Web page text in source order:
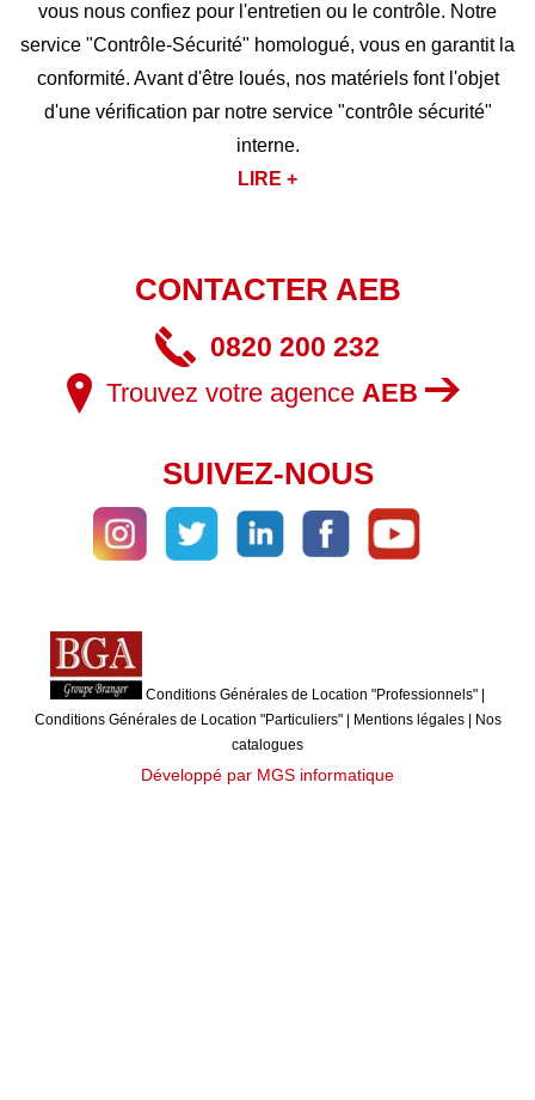
vous nous confiez pour l'entretien ou le contrôle. Notre
service "Contrôle-Sécurité" homologué, vous en garantit la
conformité. Avant d'être loués, nos matériels font l'objet
d'une vérification par notre service "contrôle sécurité"
interne.
LIRE +
CONTACTER AEB
0820 200 232
Trouvez votre agence AEB
SUIVEZ-NOUS
Conditions Générales de Location "Professionnels"
Conditions Générales de Location "Particuliers"| Mentions légales|
Nos
catalogues
Développé par MGS informatique